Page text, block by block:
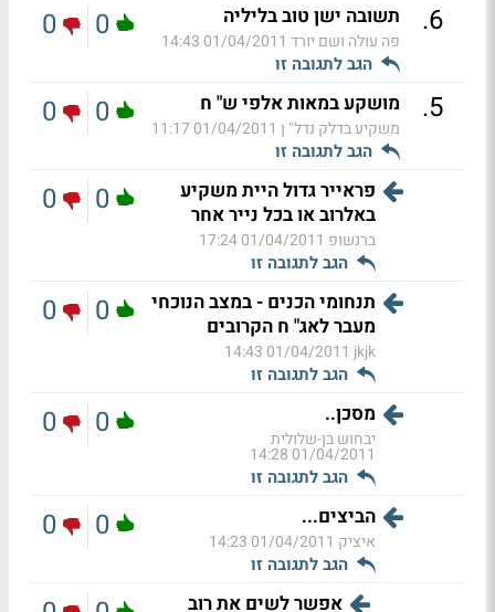
6
. תשובה ישן טוב בליליה
פה עולה ושם יורד 01/04/2011 14:43
הגב לתגובה זו
0
0
5
. מושקע במאות אלפי ש" ח
משקיע בדלק נדל" ן 01/04/2011 11:17
הגב לתגובה זו
0
0
פראייר גדול היית משקיע
באלרוב או בכל נייר אחר
ברנשופ 01/04/2011 17:24
הגב לתגובה זו
0
0
תנחומי הכנים - במצב הנוכחי
מעבר לאג" ח הקרובים
jkjk
01/04/2011 14:43
הגב לתגובה זו
0
0
מסכן..
יבחוש בן-שלולית
01/04/2011 14:28
הגב לתגובה זו
0
0
הביצים...
איציק 01/04/2011 14:23
הגב לתגובה זו
0
0
אפשר לשים את רוב